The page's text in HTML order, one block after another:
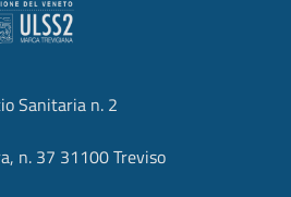
Sanitaria n. 2
n. 37 31100 Treviso